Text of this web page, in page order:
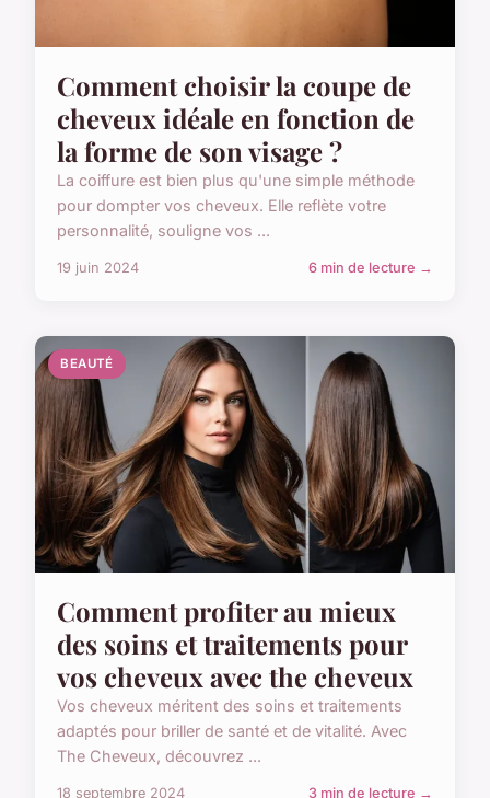
Comment choisir la coupe de
cheveux idéale en fonction de
la forme de son visage ?
La coiffure est bien plus qu'une simple méthode
pour dompter vos cheveux. Elle reflète votre
personnalité, souligne vos ...
19 juin 2024 6 min de lecture →
BEAUTÉ
Comment profiter au mieux
des soins et traitements pour
vos cheveux avec the cheveux
Vos cheveux méritent des soins et traitements
adaptés pour briller de santé et de vitalité. Avec
The Cheveux, découvrez ...
18 septembre 2024 3 min de lecture →